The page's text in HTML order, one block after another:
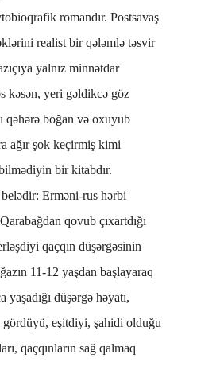
romandır. Postsavaş
realist bir qələmlə təsvir
yalnız minnətdar
kəsən, yeri gəldikcə göz
qəhərə boğan və oxuyub
ağır şok keçirmiş kimi
bir kitabdır.
belədir: Erməni-rus hərbi
qovub çıxartdığı
qaçqın düşərgəsinin
11-12 yaşdan başlayaraq
düşərgə həyatı,
gördüyü, eşitdiyi, şahidi olduğu
qaçqınların sağ qalmaq